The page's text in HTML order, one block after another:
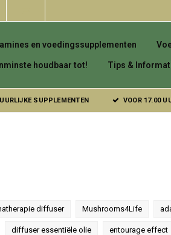
en voedingssupplementen
houdbaar tot! Tips &
SUPPLEMENTEN VOOR 17.00
diffuser Mushrooms4Life
diffuser essentiële olie entourage effect